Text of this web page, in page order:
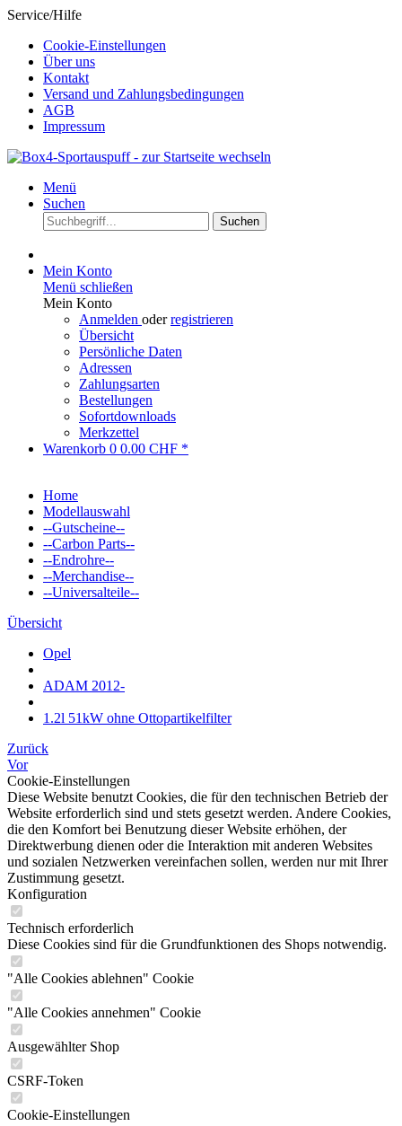
Service/Hilfe
Cookie-Einstellungen
Über uns
Kontakt
Versand und Zahlungsbedingungen
AGB
Impressum
Menü
Suchen
Suchen
Mein Konto
Menü schließen
Mein Konto
Anmelden oderregistrieren
Übersicht
Persönliche Daten
Adressen
Zahlungsarten
Bestellungen
Sofortdownloads
Merkzettel
Warenkorb 0 0.00 CHF *
Home
Modellauswahl
--Gutscheine--
--Carbon Parts--
--Endrohre--
--Merchandise--
--Universalteile--
Übersicht
Opel
ADAM 2012-
1.2l 51kW ohne Ottopartikelfilter
Zurück
Vor
Cookie-Einstellungen
Diese Website benutzt Cookies, die für den technischen Betrieb der
Website erforderlich sind und stets gesetzt werden. Andere Cookies,
die den Komfort bei Benutzung dieser Website erhöhen, der
Direktwerbung dienen oder die Interaktion mit anderen Websites
und sozialen Netzwerken vereinfachen sollen, werden nur mit Ihrer
Zustimmung gesetzt.
Konfiguration
Technisch erforderlich
Diese Cookies sind für die Grundfunktionen des Shops notwendig.
"Alle Cookies ablehnen" Cookie
"Alle Cookies annehmen" Cookie
Ausgewählter Shop
CSRF-Token
Cookie-Einstellungen